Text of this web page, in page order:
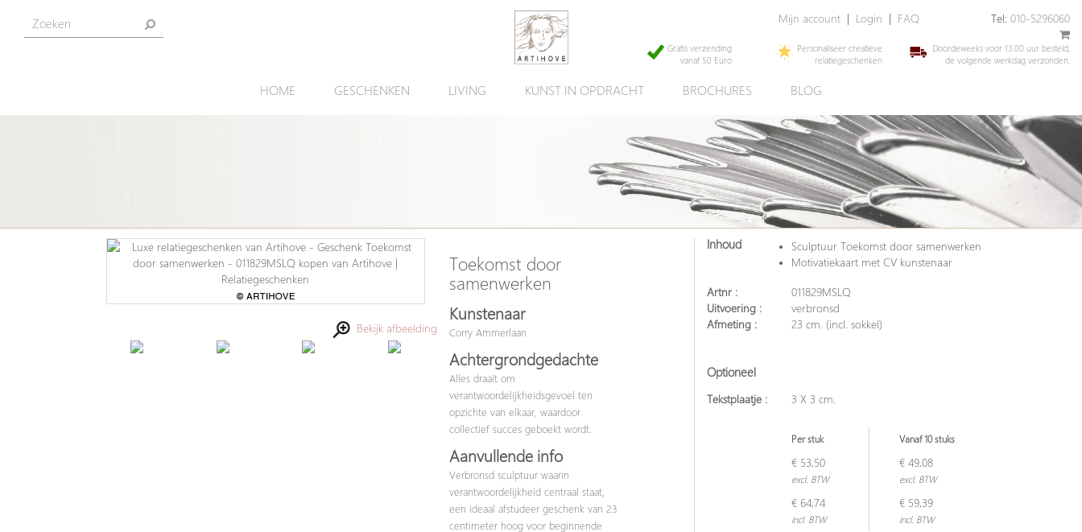
Mijn account Login FAQ Tel: 010-5296060
Gratis verzending
vanaf 50 Euro
Personaliseer creatieve
relatiegeschenken
Doordeweeks voor 13.00 uur besteld,
de volgende werkdag verzonden.
HOME GESCHENKEN LIVING KUNST IN OPDRACHT BROCHURES BLOG
Bekijk afbeelding
Toekomst door
samenwerken
Kunstenaar
Corry Ammerlaan
Achtergrondgedachte
Alles draait om
verantwoordelijkheidsgevoel ten
opzichte van elkaar, waardoor
collectief succes geboekt wordt.
Aanvullende info
Verbronsd sculptuur waarin
verantwoordelijkheid centraal staat,
een ideaal afstudeer geschenk van 23
centimeter hoog voor beginnende
Inhoud
Sculptuur Toekomst door samenwerken
Motivatiekaart met CV kunstenaar
Artnr :
011829MSLQ
Uitvoering :
verbronsd
Afmeting :
23 cm. (incl. sokkel)
Optioneel
Tekstplaatje : 3 X 3 cm.
Per stuk Vanaf 10 stuks
€ 53,50
excl. BTW
€ 49,08
excl. BTW
€ 64,74
incl. BTW
€ 59,39
incl. BTW